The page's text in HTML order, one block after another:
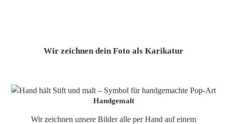
Wir zeichnen dein Foto als Karikatur
Handgemalt
Wir zeichnen unsere Bilder alle per Hand auf einem